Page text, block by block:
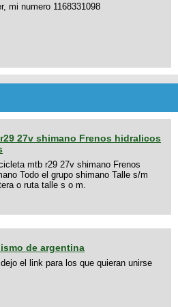
mi numero 1168331098
27v shimano Frenos hidralicos
mtb r29 27v shimano Frenos
Todo el grupo shimano Talle s/m
o ruta talle s o m.
de argentina
el link para los que quieran unirse